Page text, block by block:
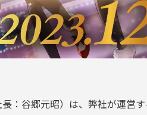
：谷郷元昭）は、弊社が運営